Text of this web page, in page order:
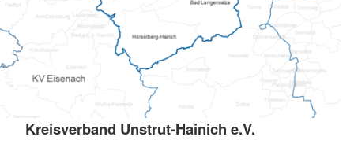
Kreisverband Unstrut-Hainich e.V.